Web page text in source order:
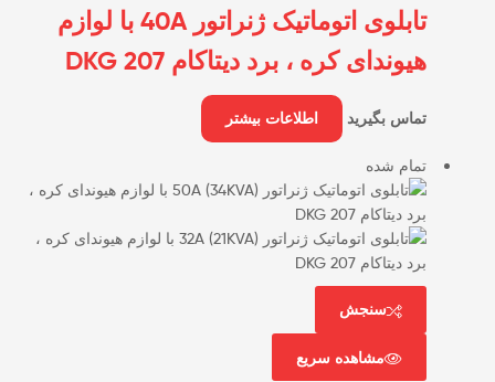
تابلوی اتوماتیک ژنراتور 40A با لوازم
هیوندای کره ، برد دیتاکام DKG 207
تماس بگیرید اطلاعات بیشتر
تمام شده
سنجش
مشاهده سریع